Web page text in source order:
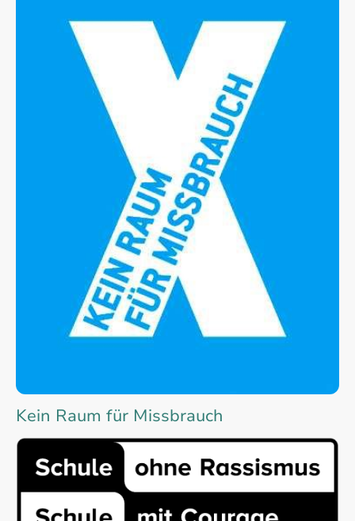
Kein Raum für Missbrauch